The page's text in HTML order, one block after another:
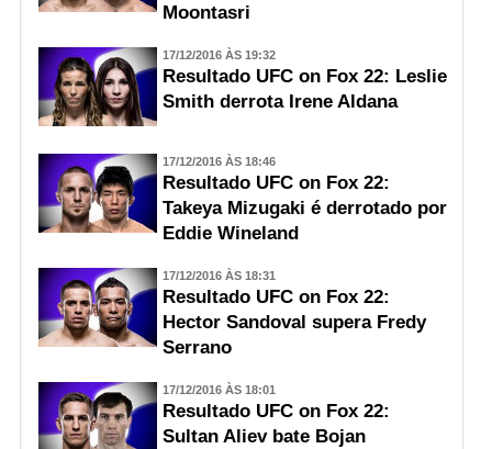
Moontasri
17/12/2016 ÀS 19:32
Resultado UFC on Fox 22: Leslie
Smith derrota Irene Aldana
17/12/2016 ÀS 18:46
Resultado UFC on Fox 22:
Takeya Mizugaki é derrotado por
Eddie Wineland
17/12/2016 ÀS 18:31
Resultado UFC on Fox 22:
Hector Sandoval supera Fredy
Serrano
17/12/2016 ÀS 18:01
Resultado UFC on Fox 22:
Sultan Aliev bate Bojan